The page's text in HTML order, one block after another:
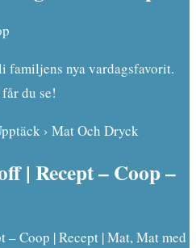
familjens nya vardagsfavorit.
du se!
› Mat Och Dryck
| Recept – Coop –
Coop | Recept | Mat, Mat med